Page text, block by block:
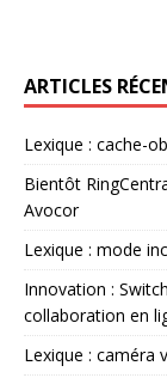
ARTICLES
Lexique : cache-
Bientôt
Avocor
Lexique : mode
Innovation :
collaboration en
Lexique : caméra